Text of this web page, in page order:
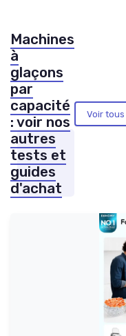
Machines
à
glaçons
par
capacité
: voir nos
autres
tests et
guides
d'achat
Voir